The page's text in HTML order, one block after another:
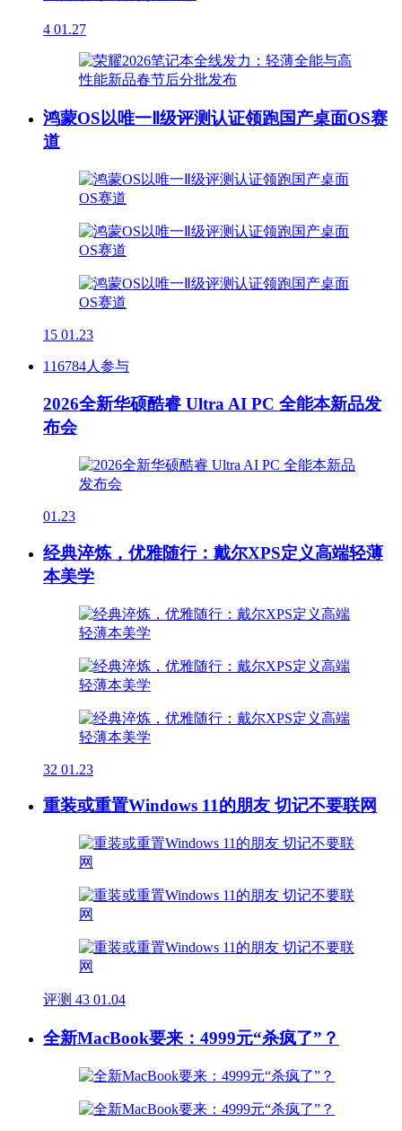
4 01.27
鸿蒙OS以唯一Ⅱ级评测认证领跑国产桌面OS赛
道
15 01.23
116784人参与
2026全新华硕酷睿 Ultra AI PC 全能本新品发
布会
01.23
经典淬炼，优雅随行：戴尔XPS定义高端轻薄
本美学
32 01.23
重装或重置Windows 11的朋友 切记不要联网
评测 43 01.04
全新MacBook要来：4999元“杀疯了”？